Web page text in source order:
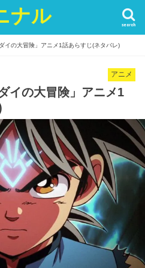
ナル search
イの大冒険」アニメ1話あらすじ(ネタバレ)
アニメ
イの大冒険」アニメ1